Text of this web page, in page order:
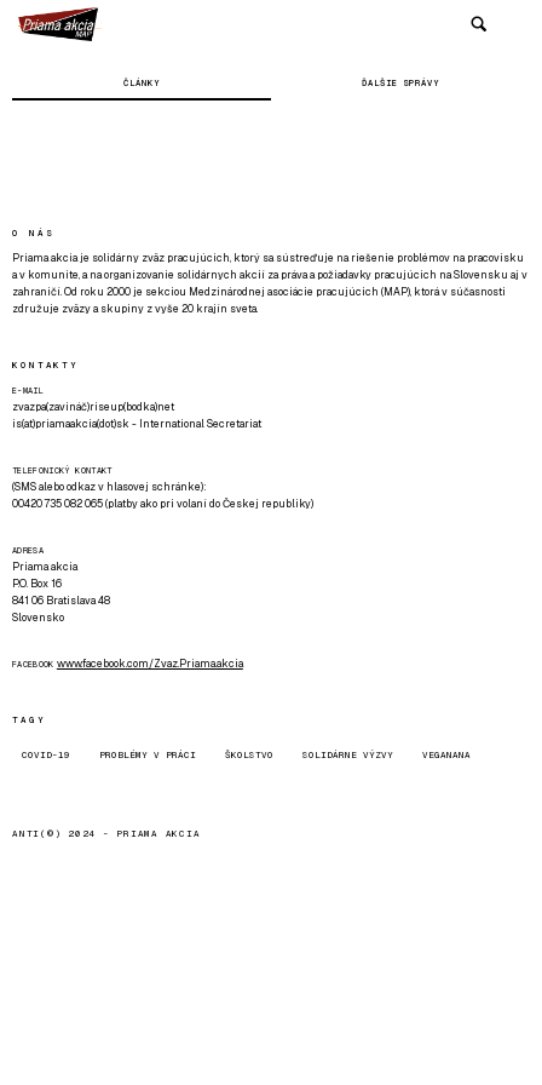
ČLÁNKY ĎALŠIE SPRÁVY
O NÁS
Priama akcia je solidárny zväz pracujúcich, ktorý sa sústreďuje na riešenie problémov na pracovisku
a v komunite, a na organizovanie solidárnych akcií za práva a požiadavky pracujúcich na Slovensku aj v
zahraničí. Od roku 2000 je sekciou Medzinárodnej asociácie pracujúcich (MAP), ktorá v súčasnosti
združuje zväzy a skupiny z vyše 20 krajín sveta.
KONTAKTY
E-MAIL
zvazpa(zavináč)riseup(bodka)net
is(at)priamaakcia(dot)sk - International Secretariat
TELEFONICKÝ KONTAKT
(SMS alebo odkaz v hlasovej schránke):
00420 735 082 065 (platby ako pri volaní do Českej republiky)
ADRESA
Priama akcia
P.O. Box 16
841 06 Bratislava 48
Slovensko
FACEBOOK www.facebook.com/Zvaz.Priama.akcia
TAGY
COVID-19 PROBLÉMY V PRÁCI ŠKOLSTVO SOLIDÁRNE VÝZVY VEGANANA
ANTI(©) 2024 - PRIAMA AKCIA